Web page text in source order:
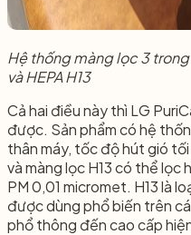
Hệ thống màng lọc 3
và HEPA H13
Cả hai điều này thì LG
được. Sản phẩm có hệ
thân máy, tốc độ hút gió
và màng lọc H13 có thể lọc
PM 0,01 micromet. H13 là
được dùng phổ biến trên
phổ thông đến cao cấp